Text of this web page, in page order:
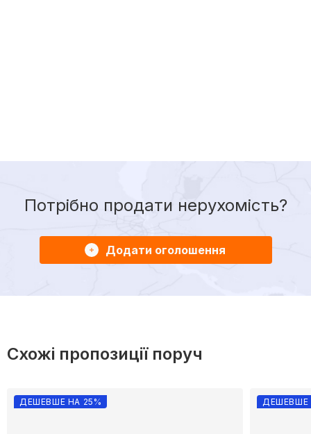
Потрібно продати нерухомість?
Додати оголошення
Схожі пропозиції поруч
ДЕШЕВШЕ НА 25% ДЕШЕВШЕ